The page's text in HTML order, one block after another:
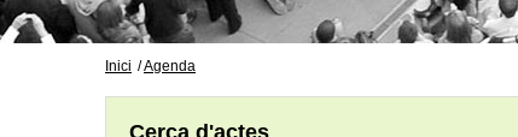
Inici Agenda
Cerca d'actes